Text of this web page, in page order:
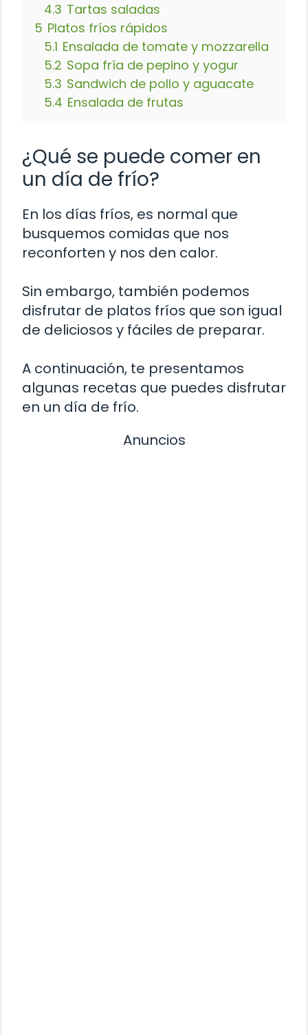
4.3 Tartas saladas
5 Platos fríos rápidos
5.1 Ensalada de tomate y mozzarella
5.2 Sopa fría de pepino y yogur
5.3 Sandwich de pollo y aguacate
5.4 Ensalada de frutas
¿Qué se puede comer en
un día de frío?
En los días fríos, es normal que
busquemos comidas que nos
reconforten y nos den calor.
Sin embargo, también podemos
disfrutar de platos fríos que son igual
de deliciosos y fáciles de preparar.
A continuación, te presentamos
algunas recetas que puedes disfrutar
en un día de frío.
Anuncios